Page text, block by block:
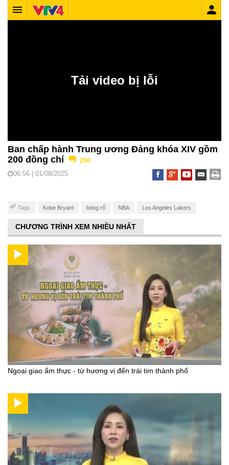
Ban chấp hành Trung ương Đảng khóa XIV gồm
200 đồng chí
200
06:56 | 01/08/2025
Tags Kobe Bryant bóng rổ NBA Los Angeles Lakers
CHƯƠNG TRÌNH XEM NHIỀU NHẤT
Ngoại giao ẩm thực - từ hương vị đến trái tim thành phố